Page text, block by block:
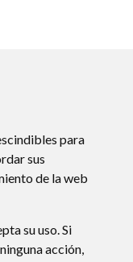
para
sus
de la web
su uso. Si
acción,